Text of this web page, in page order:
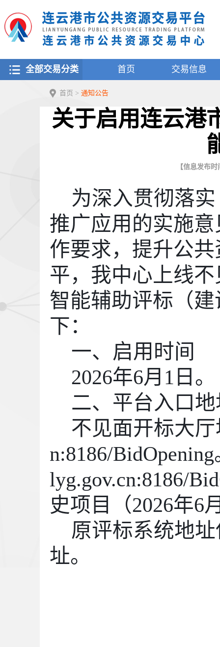
全部交易分类 首页 交易信息
首页 > 通知公告
关于启用连云港
【信息发布
为深入贯彻落实
推广应用的实施
作要求，提升公
平，我中心上线
智能辅助评标（
下：
一、启用时间
2026年6月1日。
二、平台入口
不见面开标大
n:8186/
lyg.gov.cn:8186/
史项目（2026年6
原评标系统地
址。